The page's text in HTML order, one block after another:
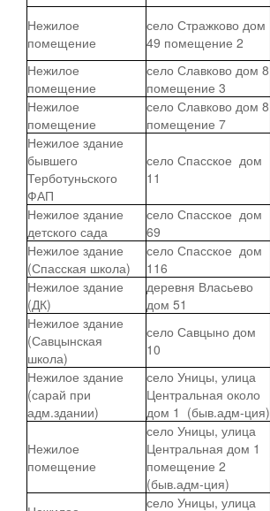
Нежилое
помещение
село Стражково дом
49 помещение 2
Нежилое
помещение
село Славково дом 8
помещение 3
Нежилое
помещение
село Славково дом 8
помещение 7
Нежилое здание
бывшего
Терботуньского
ФАП
село Спасское дом
11
Нежилое здание
детского сада
село Спасское дом
69
Нежилое здание
(Спасская школа)
село Спасское дом
116
Нежилое здание
(ДК)
деревня Власьево
дом 51
Нежилое здание
(Савцынская
школа)
село Савцыно дом
10
Нежилое здание
(сарай при
адм.здании)
село Уницы, улица
Центральная около
дом 1 (быв.адм-ция)
Нежилое
помещение
село Уницы, улица
Центральная дом 1
помещение 2
(быв.адм-ция)
село Уницы, улица